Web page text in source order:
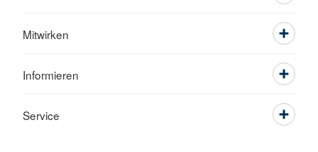
Mitwirken
Informieren
Service